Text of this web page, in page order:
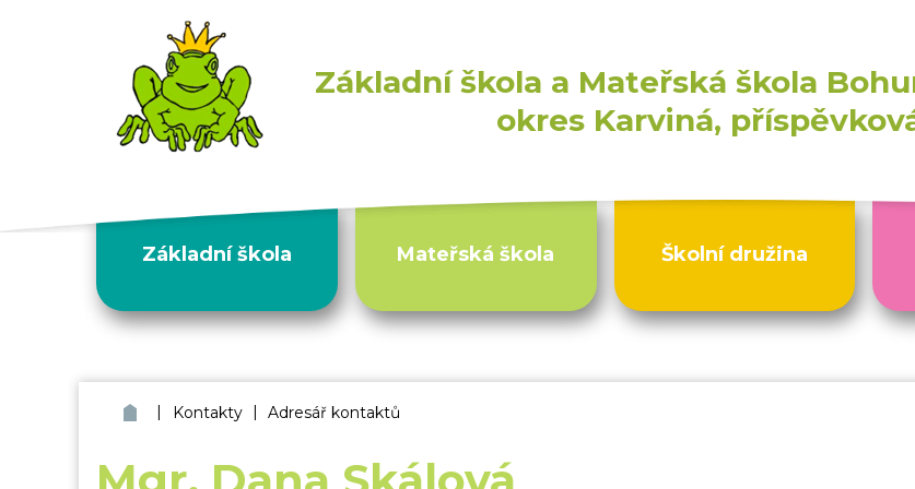
Základní škola a Mateřská škola
okres Karviná,
Základní škola Mateřská škola Školní družina
ZŠ a MŠ Bohumín Skřečoň
| Kontakty | Adresář kontaktů